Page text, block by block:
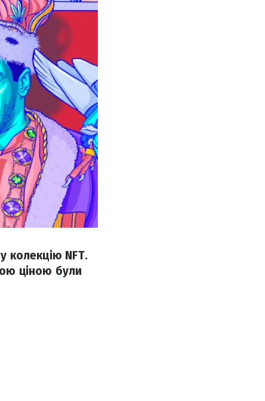
колекцію NFT.
ціною були